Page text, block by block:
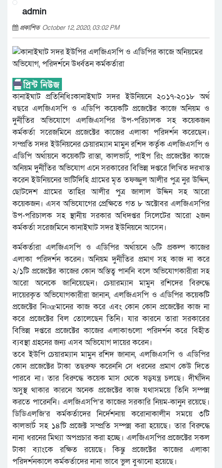
admin
প্রকাশিত October 12, 2020, 03:02 PM
কানাইঘাট প্রতিনিধিঃকানাইঘাট সদর ইউনিয়নে ২০১৭-২০১৮ অর্থ
বছরে এলজিএসপি ও এডিপি কয়েকটি প্রজেক্টের কাজে অনিয়ম ও
দুর্নীতির অভিযোগে এলজিএসপির উপ-পরিচালক সহ কয়েকজন
কর্মকর্তা সরেজমিনে প্রজেক্টের কাজের এলাকা পরিদর্শন করেছেন।
সম্প্রতি সদর ইউনিয়নের চেয়ারম্যান মামুন রশিদ কর্তৃক এলজিএসপি ও
এডিপি অর্থায়নে কয়েকটি রাস্তা, কালভার্ট, পাইপ রিং প্রজেক্টের কাজে
অনিয়ম দুর্নীতির অভিযোগ এনে সরকারের বিভিন্ন দপ্তরে লিখিত দরখাস্ত
করেন ইউনিয়নের ভাটিদিহি গ্রামের মৃত তফজ্জুল আলীর পুত্র নুর উদ্দিন,
ছোটদেশ গ্রামের তাহির আলীর পুত্র জালাল উদ্দিন সহ আরো
কয়েকজন। এসব অভিযোগের প্রেক্ষিতে গত ৮ অক্টোবর এলজিএসপির
উপ-পরিচালক সহ স্থানীয় সরকার অধিদপ্তর সিলেটের আরো ২জন
কর্মকর্তা সরেজমিনে কানাইঘাট সদর ইউনিয়নে আসেন।
কর্মকর্তারা এলজিএসপি ও এডিপির অর্থায়নে ৬টি প্রকল্প কাজের
এলাকা পরিদর্শন করেন। অনিয়ম দুর্নীতির প্রমাণ সহ কাজ না করে
২/১টি প্রজেক্টের কাজের কোন অস্তিত্ব পাননি বলে অভিযোগকারীরা সহ
আরো অনেকে জানিয়েছেন। চেয়ারম্যান মামুন রশিদের বিরুদ্ধে
দায়েরকৃত অভিযোগকারীরা জানান, এলজিএসপি ও এডিপির কয়েকটি
প্রজেক্টের নি¤œমানের কাজ করে এবং কোন কোন প্রজেক্টের কাজ না
করে প্রজেক্টের বিল তোলেছেন তিনি। যার কারনে তারা সরকারের
বিভিন্ন দপ্তরে প্রজেক্টের কাজের এলাকাগুলো পরিদর্শন করে বিহীত
ব্যবস্থা গ্রহনের জন্য এসব অভিযোগ দায়ের করেন।
তবে ইউপি চেয়ারম্যান মামুন রশিদ জানান, এলজিএসপি ও এডিপির
কোন প্রজেক্টের টাকা তছরুফ করেননি সে ধরনের প্রমাণ কেউ দিতে
পারবে না। তার বিরুদ্ধে কয়েক মাস থেকে ষড়যন্ত্র চলছে। দীর্ঘদিন
অসুস্থ থাকার কারনে অনেক প্রজেক্টের কাজ যথাসময়ে তিনি সম্পন্ন
করতে পারেননি। এলজিএসপি’র কাজের সরকারি নিয়ম-কানুন রয়েছে।
ডিডিএলজি’র কর্মকর্তাদের নির্দেশনায় করোনাকালীন সময়ে ৩টি
কালভার্ট সহ ১৪টি প্রজেক্ট সম্প্রতি সম্পন্ন করা হয়েছে। তার বিরুদ্ধে
নানা ধরনের মিথ্যা অপপ্রচার করা হচ্ছে। এলজিএসপির প্রজেক্টের সকল
টাকা ব্যাংকে রক্ষিত রয়েছে। কিন্তু প্রজেক্টের কাজের এলাকা
পরিদর্শনকালে কর্মকর্তাদের নানা ভাবে ভুল বুঝানো হয়েছে।